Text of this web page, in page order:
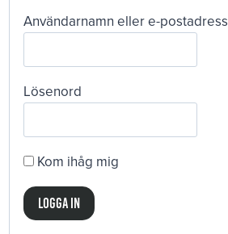
Användarnamn eller e-postadress
Lösenord
Kom ihåg mig